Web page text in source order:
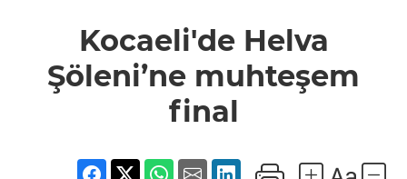
muhteşem
final
Kocaeli'de Helva
Şöleni’ne muhteşem
final